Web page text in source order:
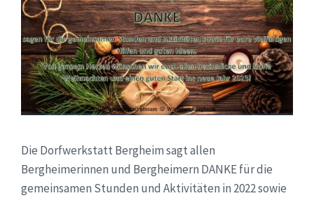
Die Dorfwerkstatt Bergheim sagt allen
Bergheimerinnen und Bergheimern DANKE für die
gemeinsamen Stunden und Aktivitäten in 2022 sowie